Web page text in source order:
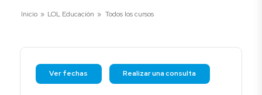
Inicio » LOL Educación » Todos los cursos
Ver fechas Realizar una consulta